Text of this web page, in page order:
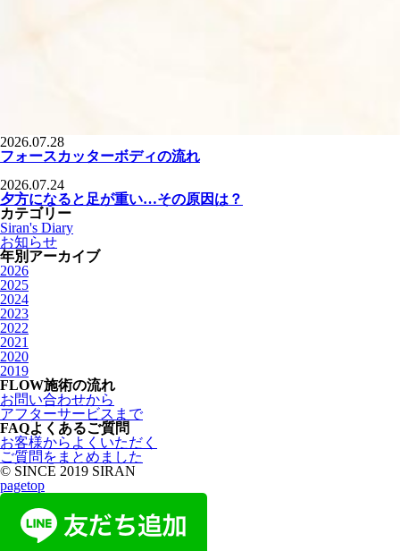
2026.07.28
フォースカッターボディの流れ
2026.07.24
夕方になると足が重い…その原因は？
カテゴリー
Siran's Diary
お知らせ
年別アーカイブ
2026
2025
2024
2023
2022
2021
2020
2019
FLOW施術の流れ
お問い合わせから
アフターサービスまで
FAQよくあるご質問
お客様からよくいただく
ご質問をまとめました
© SINCE 2019 SIRAN
pagetop